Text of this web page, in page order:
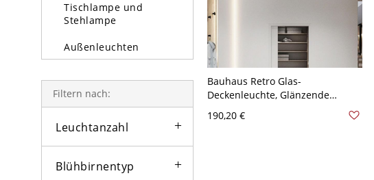
Tischlampe und
Stehlampe
Außenleuchten
Filtern nach:
Leuchtanzahl
Blühbirnentyp
Bauhaus Retro Glas-
Deckenleuchte, Glänzende
niedrige Decken - 110V-120V
190,20 €